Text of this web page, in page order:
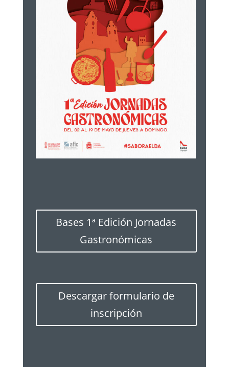
Bases 1ª Edición Jornadas
Gastronómicas
Descargar formulario de
inscripción